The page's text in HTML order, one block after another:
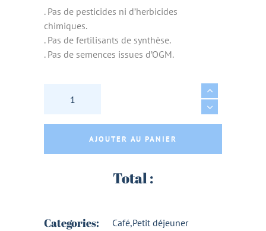
. Pas de pesticides ni d’herbicides
chimiques.
. Pas de fertilisants de synthèse.
. Pas de semences issues d’OGM.
YORZO INSTANTANE BIO & VEGAN 150g -
AJOUTER AU PANIER
Total :
Categories: Café,Petit déjeuner